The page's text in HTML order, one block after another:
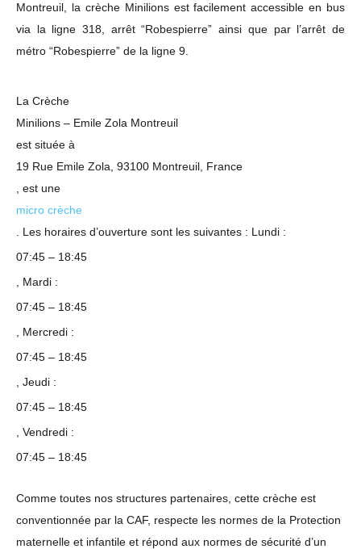
Montreuil, la crèche Minilions est facilement accessible en bus
via la ligne 318, arrêt “Robespierre” ainsi que par l’arrêt de
métro “Robespierre” de la ligne 9.
La Crèche
Minilions – Emile Zola Montreuil
est située à
19 Rue Emile Zola, 93100 Montreuil, France
, est une
micro crèche
. Les horaires d’ouverture sont les suivantes : Lundi :
07:45 – 18:45
, Mardi :
07:45 – 18:45
, Mercredi :
07:45 – 18:45
, Jeudi :
07:45 – 18:45
, Vendredi :
07:45 – 18:45
Comme toutes nos structures partenaires, cette crèche est
conventionnée par la CAF, respecte les normes de la Protection
maternelle et infantile et répond aux normes de sécurité d’un